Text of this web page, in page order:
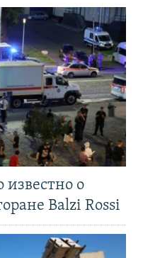
известно о
Balzi Rossi